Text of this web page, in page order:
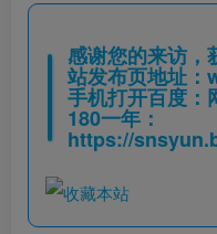
感谢您的来访，
站发布页地址：
手机打开百度：
180一年：
https://